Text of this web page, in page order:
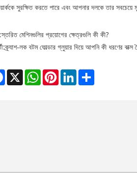
সুরক্ষিত করতে পারে এবং আপনার দলকে তার সবচেয়ে
স্তরিত মেশিনগুলির প্রয়োগের ক্ষেত্রগুলি কী কী?
ক্র্যাশ-লক বটম ফোল্ডার গ্লুয়ার দিয়ে আপনি কী ধরণের বাক্স
Facebook
X WhatsAppPinterestLinkedIn